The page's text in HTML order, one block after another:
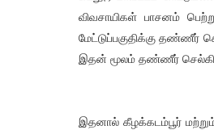
விவசாயிகள் பாசனம்
மேட்டுப்பகுதிக்கு தண்ணீர்
இதன் மூலம் தண்ணீர்
இதனால் கீழக்கடம்பூர்